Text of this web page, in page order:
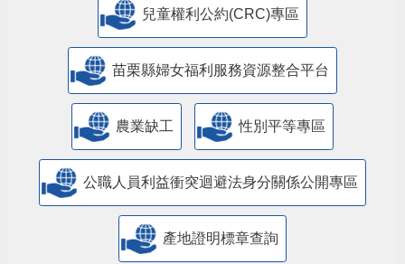
兒童權利公約(CRC)專區
苗栗縣婦女福利服務資源整合平台
農業缺工 性別平等專區
公職人員利益衝突迴避法身分關係公開專區
產地證明標章查詢